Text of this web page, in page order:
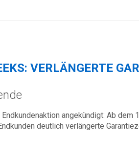
VERLÄNGERTE
angekündigt: Ab dem
deutlich verlängerte